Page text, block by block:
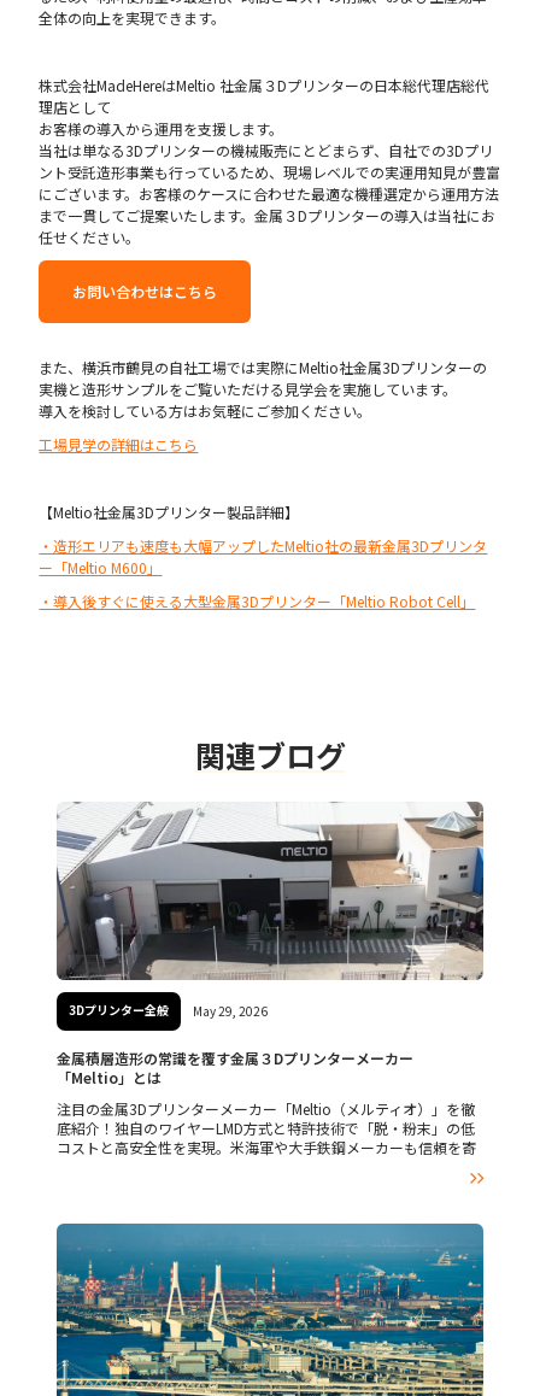
全体の向上を実現できます。
株式会社MadeHereはMeltio 社金属３Dプリンターの日本総代理店総代
理店として
お客様の導入から運用を支援します。
当社は単なる3Dプリンターの機械販売にとどまらず、自社での3Dプリ
ント受託造形事業も行っているため、現場レベルでの実運用知見が豊富
にございます。お客様のケースに合わせた最適な機種選定から運用方法
まで一貫してご提案いたします。金属３Dプリンターの導入は当社にお
任せください。
お問い合わせはこちら
また、横浜市鶴見の自社工場では実際にMeltio社金属3Dプリンターの
実機と造形サンプルをご覧いただける見学会を実施しています。
導入を検討している方はお気軽にご参加ください。
‍工場見学の詳細はこちら
【Meltio社金属3Dプリンター製品詳細】
・造形エリアも速度も大幅アップしたMeltio社の最新金属3Dプリンタ
ー「Meltio M600」
・導入後すぐに使える大型金属3Dプリンター「Meltio Robot Cell」
関連ブログ
3Dプリンター全般 May 29, 2026
金属積層造形の常識を覆す金属３Dプリンターメーカー
「Meltio」とは
注目の金属3Dプリンターメーカー「Meltio（メルティオ）」を徹
底紹介！独自のワイヤーLMD方式と特許技術で「脱・粉末」の低
コストと高安全性を実現。米海軍や大手鉄鋼メーカーも信頼を寄
